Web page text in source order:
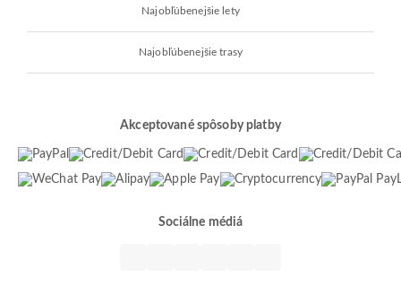
Najobľúbenejšie lety
Najobľúbenejšie trasy
Akceptované spôsoby platby
Sociálne médiá